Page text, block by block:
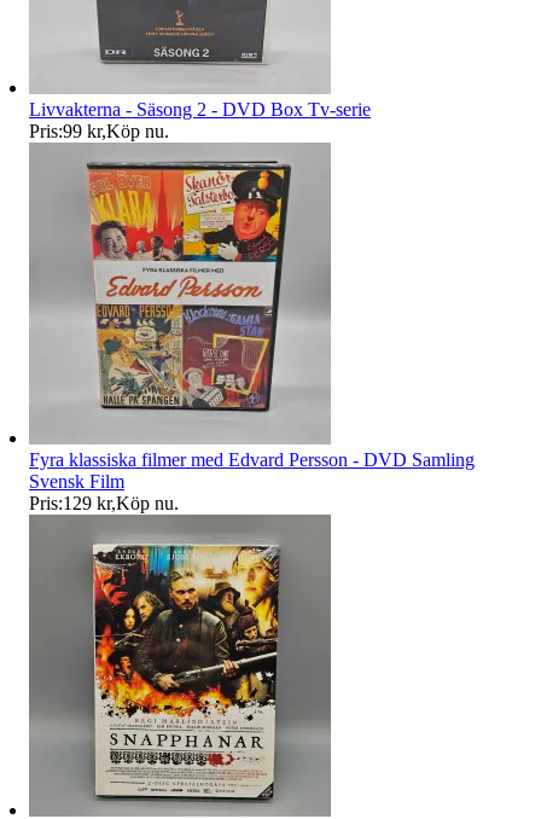
Livvakterna - Säsong 2 - DVD Box Tv-serie
Pris:99 kr,Köp nu.
Fyra klassiska filmer med Edvard Persson - DVD Samling
Svensk Film
Pris:129 kr,Köp nu.